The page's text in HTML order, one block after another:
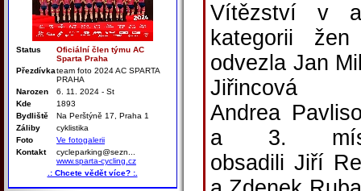
Status
Oficiální člen týmu AC
Sparta Praha
Přezdívkateam foto 2024 AC SPARTA
PRAHA
Narozen
6. 11. 2024 - St
Kde
1893
Bydliště
Na Perštýně 17, Praha 1
Záliby
cyklistika
Foto
Ve fotogalerii
Kontakt
cycleparking@sezn...
www.sparta-cycling.cz
.: Chcete vědět více? :.
Vítězství v
kategorii
odvezla Jan
Jiřincová
Andrea
a 3.
obsadili Jiří